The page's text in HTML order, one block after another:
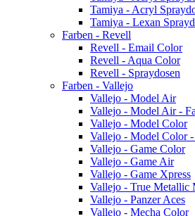
Tamiya - Acryl
Tamiya - Lexan
Farben - Revell
Revell - Email Color
Revell - Aqua Color
Revell - Spraydosen
Farben - Vallejo
Vallejo - Model Air
Vallejo - Model Air -
Vallejo - Model Color
Vallejo - Model Color -
Vallejo - Game Color
Vallejo - Game Air
Vallejo - Game Xpress
Vallejo - True Metallic
Vallejo - Panzer Aces
Vallejo - Mecha Color